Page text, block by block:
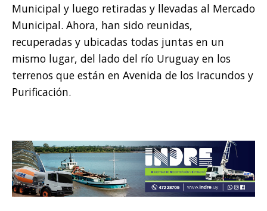
Municipal y luego retiradas y llevadas al Mercado
Municipal. Ahora, han sido reunidas,
recuperadas y ubicadas todas juntas en un
mismo lugar, del lado del río Uruguay en los
terrenos que están en Avenida de los Iracundos y
Purificación.